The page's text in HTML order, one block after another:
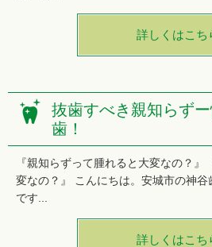
詳しくはこち
抜歯すべき親知らず
歯！
『親知らずって腫れると大変なの？
変なの？』 こんにちは。安城市の神
です...
詳しくはこち